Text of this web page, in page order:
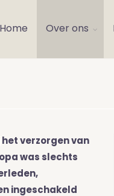
Home Over ons
verzorgen van
was slechts
ingeschakeld